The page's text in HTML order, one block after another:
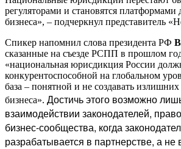
регуляторами и становятся платформами
бизнеса», – подчеркнул представитель
Спикер напомнил слова президента РФ
сказанные на съезде РСПП в прошлом
«национальная юрисдикция России
конкурентоспособной на глобальном
база – понятной и не создавать излишних
бизнеса». Достичь этого возможно
взаимодействии законодателей,
бизнес-сообщества, когда
разрабатывается в партнерстве, а не